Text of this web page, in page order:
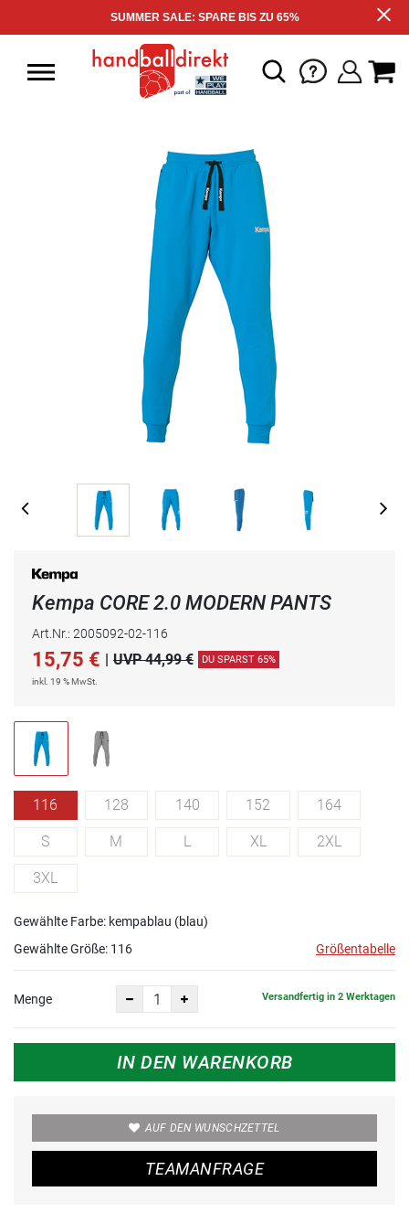
SUMMER SALE: SPARE BIS ZU 65%
Kempa CORE 2.0 MODERN PANTS
Art.Nr.: 2005092-02-116
15,75 € | UVP 44,99 € DU SPARST 65%
inkl. 19 % MwSt.
116 128 140 152 164
S M L XL 2XL
3XL
Gewählte Farbe: kempablau (blau)
Gewählte Größe: 116 Größentabelle
Menge Versandfertig in 2 Werktagen
IN DEN WARENKORB
AUF DEN WUNSCHZETTEL
TEAMANFRAGE